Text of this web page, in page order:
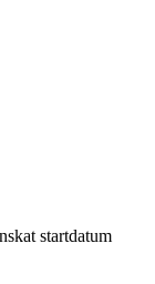
startdatum